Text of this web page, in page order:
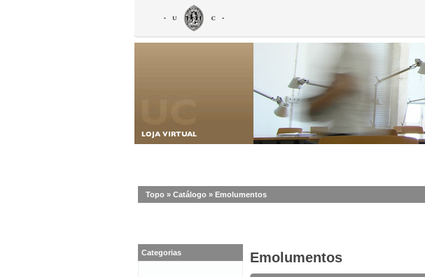
Topo » Catálogo » Emolumentos
Emolumentos
Categorias